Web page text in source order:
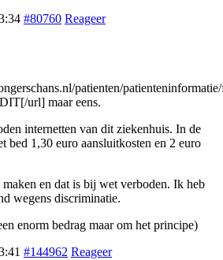
#80760 Reageer
patienten/
url] maar eens.
internetten van dit ziekenhuis. In de
bed 1,30 euro aansluitkosten en 2 euro
en dat is bij wet verboden. Ik heb
wegens discriminatie.
enorm bedrag maar om het principe)
#144962 Reageer